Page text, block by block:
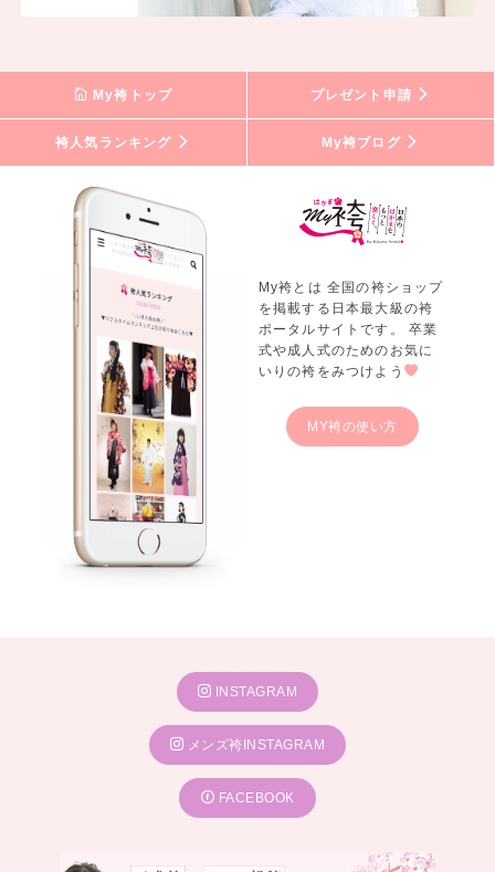
My袴トップ プレゼント申請
袴人気ランキング My袴ブログ
My袴とは 全国の袴ショップ
を掲載する日本最大級の袴
ポータルサイトです。 卒業
式や成人式のためのお気に
いりの袴をみつけよう
MY袴の使い方
INSTAGRAM
メンズ袴INSTAGRAM
FACEBOOK